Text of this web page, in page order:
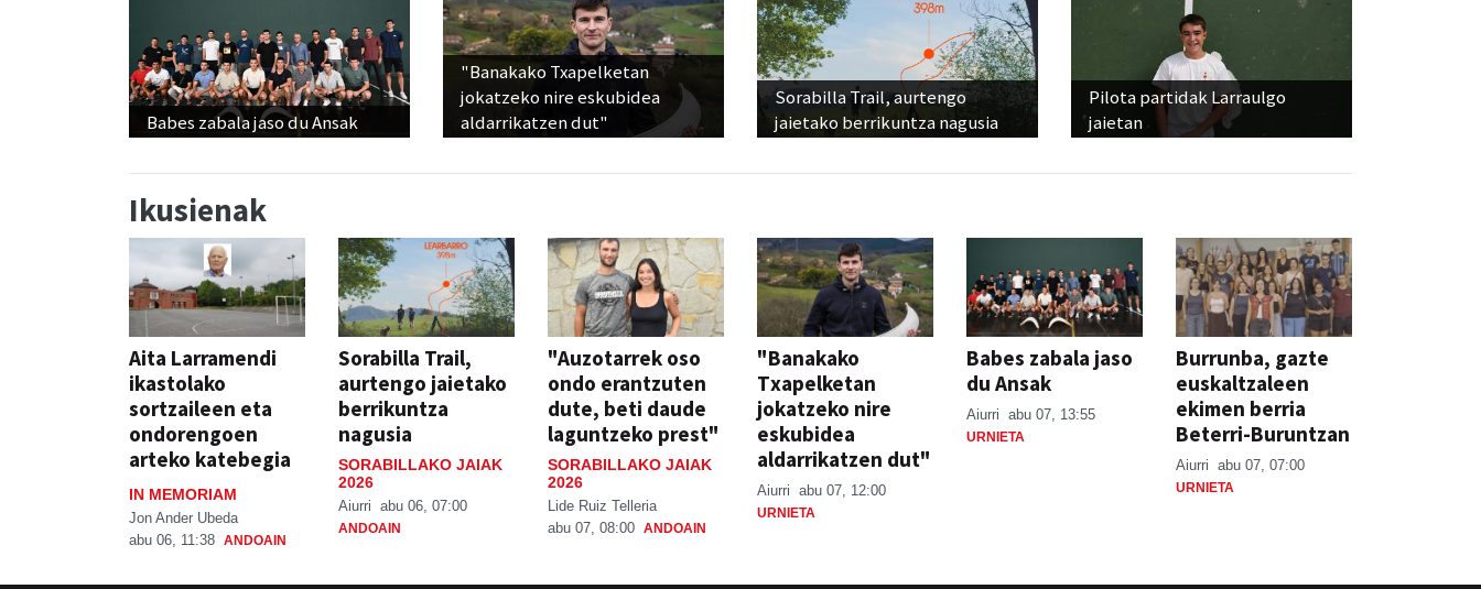
Babes zabala jaso du Ansak
"Banakako Txapelketan
jokatzeko nire eskubidea
aldarrikatzen dut"
Sorabilla Trail, aurtengo
jaietako berrikuntza nagusia
Pilota partidak Larraulgo
jaietan
Ikusienak
Aita Larramendi
ikastolako
sortzaileen eta
ondorengoen
arteko katebegia
IN MEMORIAM
Jon Ander Ubeda
abu 06, 11:38 ANDOAIN
Sorabilla Trail,
aurtengo jaietako
berrikuntza
nagusia
SORABILLAKO JAIAK
2026
Aiurri abu 06, 07:00
ANDOAIN
"Auzotarrek oso
ondo erantzuten
dute, beti daude
laguntzeko prest"
SORABILLAKO JAIAK
2026
Lide Ruiz Telleria
abu 07, 08:00 ANDOAIN
"Banakako
Txapelketan
jokatzeko nire
eskubidea
aldarrikatzen dut"
Aiurri abu 07, 12:00
URNIETA
Babes zabala jaso
du Ansak
Aiurri abu 07, 13:55
URNIETA
Burrunba, gazte
euskaltzaleen
ekimen berria
Beterri-Buruntzan
Aiurri abu 07, 07:00
URNIETA